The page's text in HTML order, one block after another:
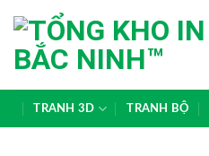
to
content
TRANH 3D TRANH BỘ